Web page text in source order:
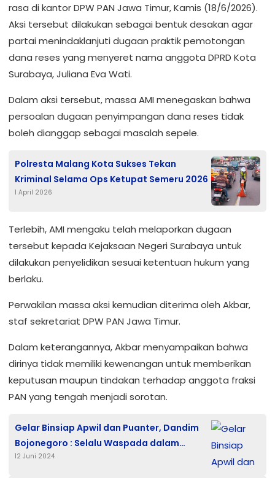
rasa di kantor DPW PAN Jawa Timur, Kamis (18/6/2026).
Aksi tersebut dilakukan sebagai bentuk desakan agar
partai menindaklanjuti dugaan praktik pemotongan
dana reses yang menyeret nama anggota DPRD Kota
Surabaya, Juliana Eva Wati.
Dalam aksi tersebut, massa AMI menegaskan bahwa
persoalan dugaan penyimpangan dana reses tidak
boleh dianggap sebagai masalah sepele.
Polresta Malang Kota Sukses Tekan
Kriminal Selama Ops Ketupat Semeru 2026
1 April 2026
Terlebih, AMI mengaku telah melaporkan dugaan
tersebut kepada Kejaksaan Negeri Surabaya untuk
dilakukan penyelidikan sesuai ketentuan hukum yang
berlaku.
Perwakilan massa aksi kemudian diterima oleh Akbar,
staf sekretariat DPW PAN Jawa Timur.
Dalam keterangannya, Akbar menyampaikan bahwa
dirinya tidak memiliki kewenangan untuk memberikan
keputusan maupun tindakan terhadap anggota fraksi
PAN yang tengah menjadi sorotan.
Gelar Binsiap Apwil dan Puanter, Dandim
Bojonegoro : Selalu Waspada dalam
Mencermati Perkembangan Situasi
12 Juni 2024